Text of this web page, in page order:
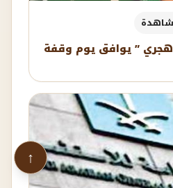
اليوم الوطني 1436 هجري ” يوافق يوم وقفة
↑